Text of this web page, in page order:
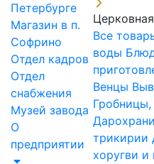
Петербурге
Магазин в п.
Софрино
Отдел кадров
Отдел
снабжения
Музей завода
О
предприятии
Все
воды
Венцы
Гробницы,
трикирии
хоругви и